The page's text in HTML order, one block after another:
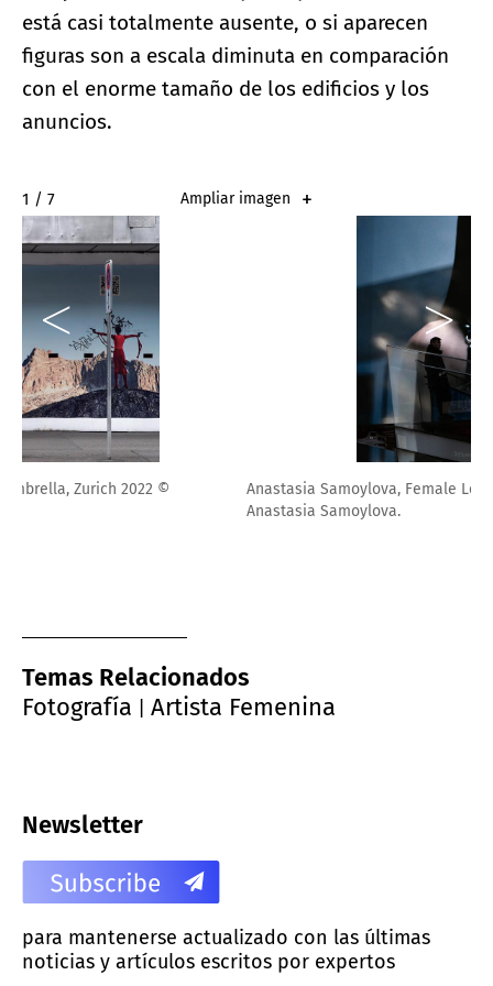
está casi totalmente ausente, o si aparecen
figuras son a escala diminuta en comparación
con el enorme tamaño de los edificios y los
anuncios.
2 / 7 Ampliar imagen
Anastasia Samoylova, Female Lead, Times Square, 2022. ©
Temas Relacionados
Fotografía
Artista Femenina
Newsletter
para mantenerse actualizado con las últimas
noticias y artículos escritos por expertos